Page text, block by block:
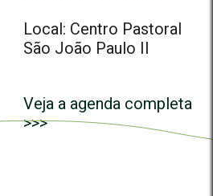
Local: Centro Pastoral
São João Paulo II
Veja a agenda completa
>>>